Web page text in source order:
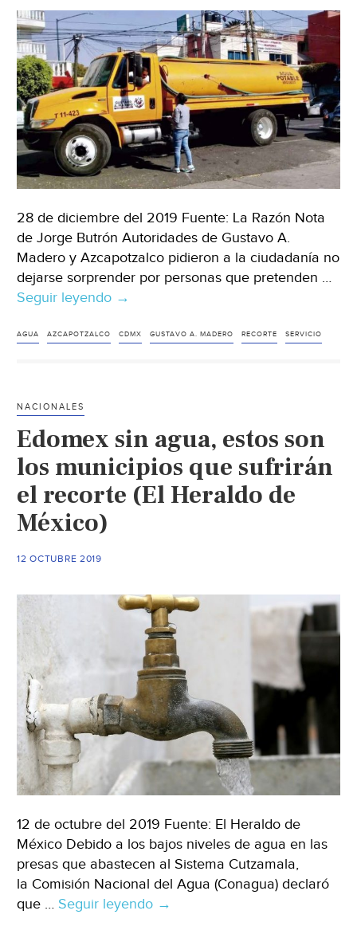
28 de diciembre del 2019 Fuente: La Razón Nota
de Jorge Butrón Autoridades de Gustavo A.
Madero y Azcapotzalco pidieron a la ciudadanía no
dejarse sorprender por personas que pretenden …
Seguir leyendo CDMX:
por
recorte
(La
Razón)
→
AGUA AZCAPOTZALCO CDMX GUSTAVO A. MADERO RECORTE SERVICIO
NACIONALES
Edomex sin agua, estos son
los municipios que sufrirán
el recorte (El Heraldo de
México)
12 OCTUBRE 2019
12 de octubre del 2019 Fuente: El Heraldo de
México Debido a los bajos niveles de agua en las
presas que abastecen al Sistema Cutzamala,
la Comisión Nacional del Agua (Conagua) declaró
que … Seguir leyendo Edomex
→